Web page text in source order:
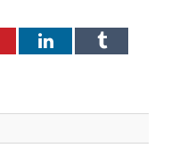
LinkedInTumblr